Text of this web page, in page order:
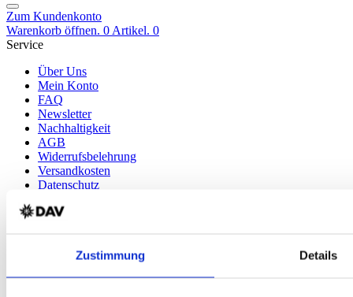
Zustimmung Details
Zum Kundenkonto
Warenkorb öffnen. 0 Artikel. 0
Service
Über Uns
Mein Konto
FAQ
Newsletter
Nachhaltigkeit
AGB
Widerrufsbelehrung
Versandkosten
Datenschutz
Erklärung zur Barrierefreiheit
Karten & Bücher